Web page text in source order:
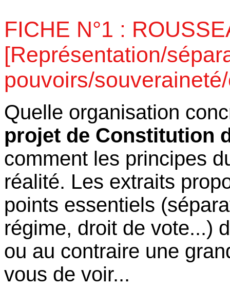
FICHE N°1 :
[Représentation/
pouvoirs/
Quelle organisation
projet de Constitution
comment les principes
réalité. Les extraits
points essentiels
régime, droit de vote...)
ou au contraire une
vous de voir...